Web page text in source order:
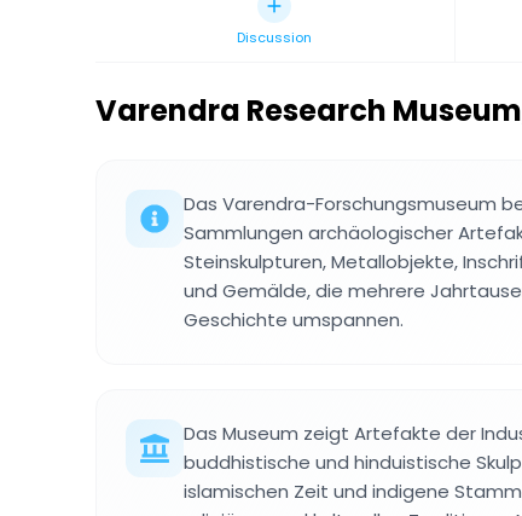
Discussion
Varendra Research Museum
Das Varendra-Forschungsmuseum
Sammlungen archäologischer
Steinskulpturen, Metallobjekte,
und Gemälde, die mehrere
Geschichte umspannen.
Das Museum zeigt Artefakte der
buddhistische und hinduistische
islamischen Zeit und indigene